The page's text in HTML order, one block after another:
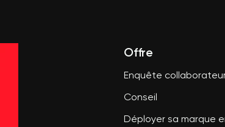
Offre
Enquête
Conseil
Déployer sa marque